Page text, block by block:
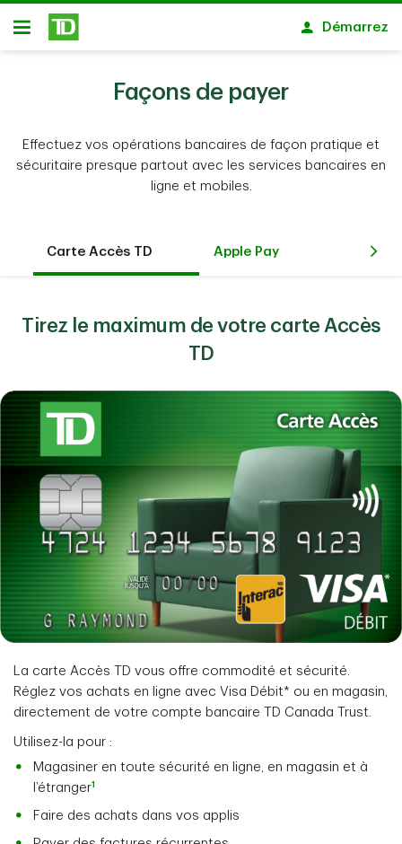
Passer au contenu principal
Ouvert
Démarrez
Façons de payer
Effectuez vos opérations bancaires de façon pratique et
sécuritaire presque partout avec les services bancaires en
ligne et mobiles.
Carte Accès TD Apple Pay
Tirez le maximum de votre carte Accès
TD
La carte Accès TD vous offre commodité et sécurité.
Réglez vos achats en ligne avec Visa Débit* ou en magasin,
directement de votre compte bancaire TD Canada Trust.
Utilisez-la pour :
Magasiner en toute sécurité en ligne, en magasin et à
l’étranger1
Faire des achats dans vos applis